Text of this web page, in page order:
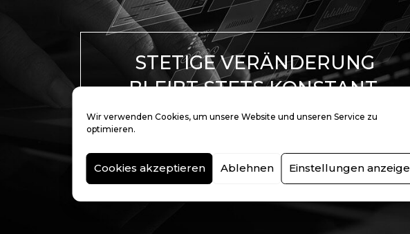
Wir verwenden Cookies, um unsere Website und unseren Service zu
optimieren.
Cookies akzeptieren Ablehnen Einstellungen
STETIGE VERÄNDERUNG
BLEIBT STETS KONSTANT.